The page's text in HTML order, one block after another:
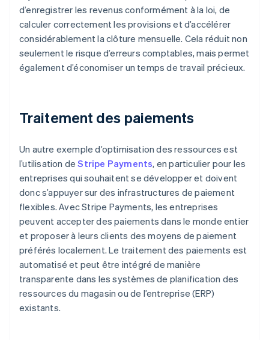
d’enregistrer les revenus conformément à la loi, de
calculer correctement les provisions et d’accélérer
considérablement la clôture mensuelle. Cela réduit non
seulement le risque d’erreurs comptables, mais permet
également d’économiser un temps de travail précieux.
Traitement des paiements
Un autre exemple d’optimisation des ressources est
l’utilisation deStripe Payments, en particulier pour les
entreprises qui souhaitent se développer et doivent
donc s’appuyer sur des infrastructures de paiement
flexibles. Avec Stripe Payments, les entreprises
peuvent accepter des paiements dans le monde entier
et proposer à leurs clients des moyens de paiement
préférés localement. Le traitement des paiements est
automatisé et peut être intégré de manière
transparente dans les systèmes de planification des
ressources du magasin ou de l’entreprise (ERP)
existants.